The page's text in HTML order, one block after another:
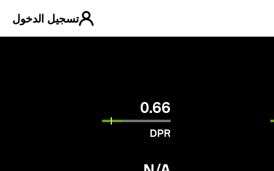
تسجيل الدخول
0.66
DPR